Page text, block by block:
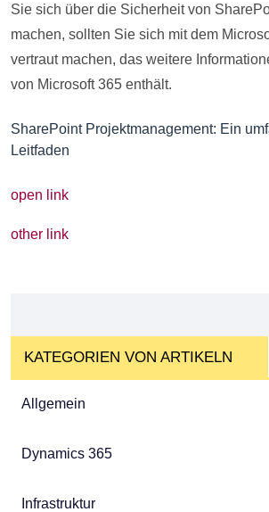
Sie sich über die Sicherheit von
machen, sollten Sie sich mit dem
vertraut machen, das weitere
von Microsoft 365 enthält.
SharePoint Projektmanagement: Ein
Leitfaden
open link
other link
KATEGORIEN VON ARTIKELN
Allgemein
Dynamics 365
Infrastruktur